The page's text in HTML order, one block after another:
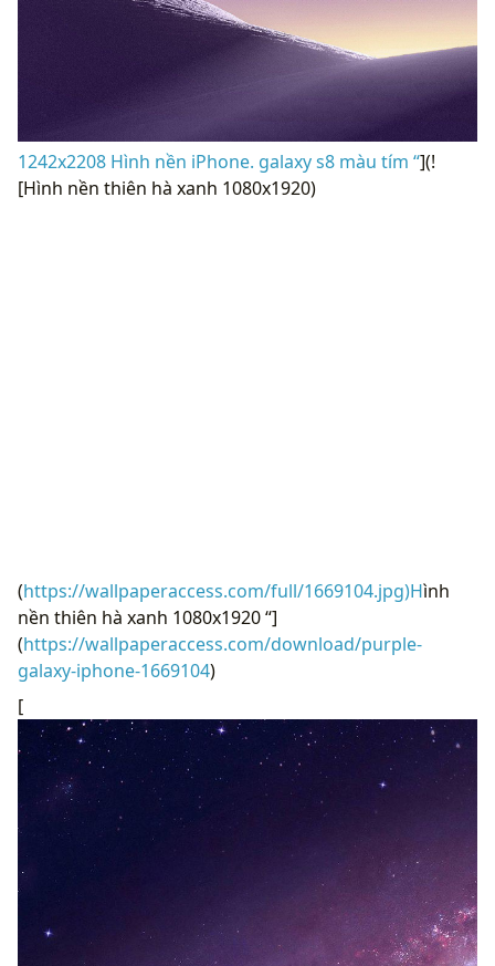
1242x2208 Hình nền iPhone. galaxy s8 màu tím “](!
[Hình nền thiên hà xanh 1080x1920)
(https://wallpaperaccess.com/full/1669104.jpg)Hình
nền thiên hà xanh 1080x1920 “]
(https://wallpaperaccess.com/download/purple-
galaxy-iphone-1669104)
[